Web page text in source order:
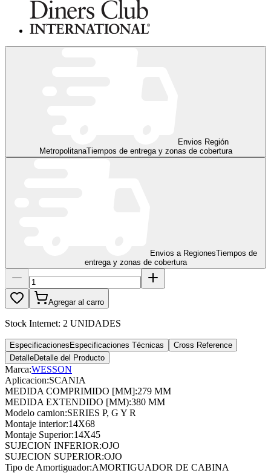
Envios Región
MetropolitanaTiempos de entrega y zonas de cobertura
Envios a RegionesTiempos de
entrega y zonas de cobertura
Agregar al carro
Stock Internet: 2 UNIDADES
Especificaciones Especificaciones Técnicas
Cross Reference
DetalleDetalle del Producto
Marca:WESSON
Aplicacion:SCANIA
MEDIDA COMPRIMIDO [MM]:279 MM
MEDIDA EXTENDIDO [MM):380 MM
Modelo camion:SERIES P, G Y R
Montaje interior:14X68
Montaje Superior:14X45
SUJECION INFERIOR:OJO
SUJECION SUPERIOR:OJO
Tipo de Amortiguador:AMORTIGUADOR DE CABINA